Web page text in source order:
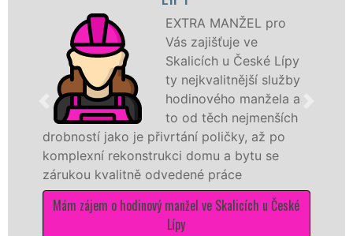
EXTRA MANŽEL pro
Vás zajišťuje ve
Skalicích u České Lípy
ty nejkvalitnější služby
hodinového manžela a
to od těch nejmenších
jako je přivrtání poličky, až po
rekonstrukci domu a bytu se
kvalitně odvedené práce
zájem o hodinový manžel ve Skalicích u České